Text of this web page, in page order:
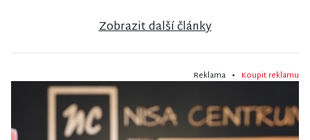
Zobrazit další články
Reklama • Koupit reklamu